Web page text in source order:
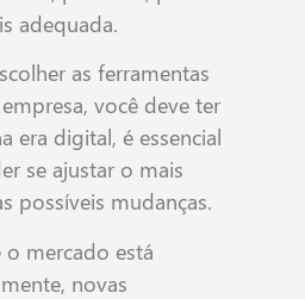
adequada.
as ferramentas
você deve ter
era digital, é essencial
se ajustar o mais
possíveis mudanças.
mercado está
novas